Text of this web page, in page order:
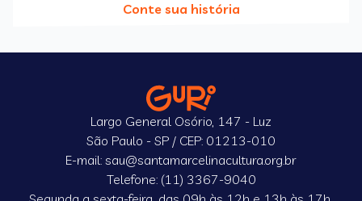
Conte sua história
Largo General Osório, 147 - Luz
São Paulo - SP / CEP: 01213-010
E-mail: sau@santamarcelinacultura.org.br
Telefone: (11) 3367-9040